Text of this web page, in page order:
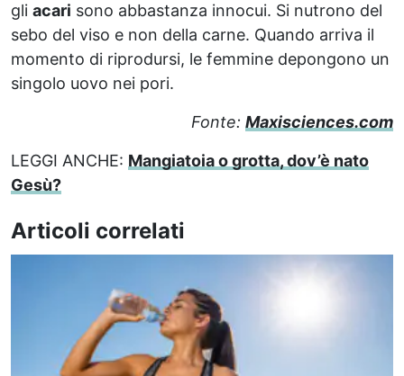
gli acari sono abbastanza innocui. Si nutrono del
sebo del viso e non della carne. Quando arriva il
momento di riprodursi, le femmine depongono un
singolo uovo nei pori.
Fonte: Maxisciences.com
LEGGI ANCHE: Mangiatoia o grotta, dov’è nato
Gesù?
Articoli correlati